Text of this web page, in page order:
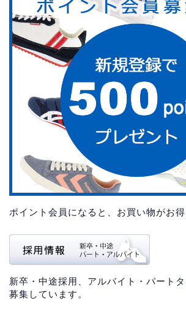
ポイント会員になると、お買い物がお得
新卒・中途採用、アルバイト・パート
募集しています。